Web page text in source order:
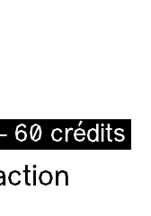
60 crédits